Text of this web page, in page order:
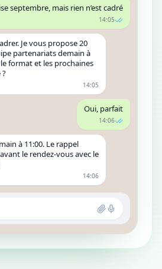
septembre, mais rien n’est cadré
14:05
Je vous propose 20
partenariats demain à
format et les prochaines
?
14:05
Oui, parfait
14:06
à 11:00. Le rappel
le rendez-vous avec le
14:06